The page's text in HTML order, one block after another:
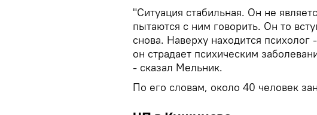
"Ситуация стабильная. Он не
пытаются с ним говорить. Он то
снова. Наверху находится психолог
он страдает психическим
- сказал Мельник.
По его словам, около 40 человек